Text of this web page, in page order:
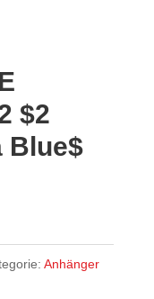
$2
Blue$
Anhänger